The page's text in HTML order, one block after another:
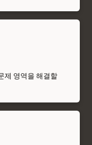
제 영역을 해결할